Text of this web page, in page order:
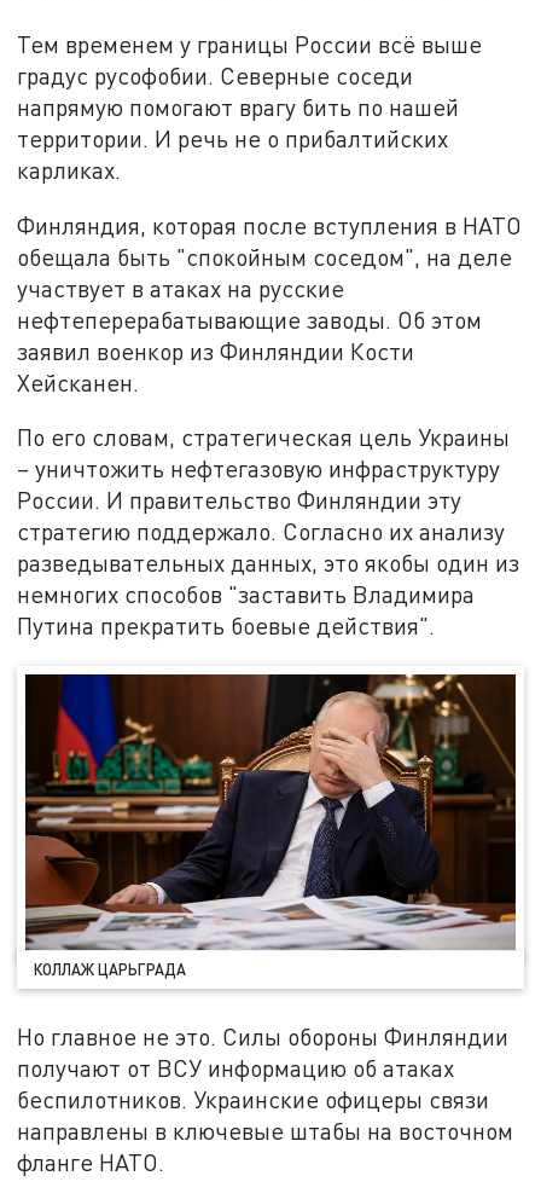
Тем временем у границы России всё выше
градус русофобии. Северные соседи
напрямую помогают врагу бить по нашей
территории. И речь не о прибалтийских
карликах.
Финляндия, которая после вступления в НАТО
обещала быть "спокойным соседом", на деле
участвует в атаках на русские
нефтеперерабатывающие заводы. Об этом
заявил военкор из Финляндии Кости
Хейсканен.
По его словам, стратегическая цель Украины
– уничтожить нефтегазовую инфраструктуру
России. И правительство Финляндии эту
стратегию поддержало. Согласно их анализу
разведывательных данных, это якобы один из
немногих способов "заставить Владимира
Путина прекратить боевые действия".
КОЛЛАЖ ЦАРЬГРАДА
Но главное не это. Силы обороны Финляндии
получают от ВСУ информацию об атаках
беспилотников. Украинские офицеры связи
направлены в ключевые штабы на восточном
фланге НАТО.